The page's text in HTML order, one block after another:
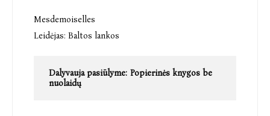
Mesdemoiselles
Leidėjas: Baltos lankos
Dalyvauja pasiūlyme: Popierinės knygos be
nuolaidų